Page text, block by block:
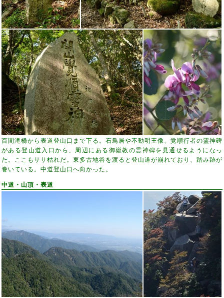
百間滝橋から表道登山口まで下る。石鳥居や不動明王像、覚順行者の霊神碑
がある登山道入口から、周辺にある御嶽教の霊神碑を見通せるようになっ
た。ここもササ枯れだ。東多古地谷を渡ると登山道が崩れており、踏み跡が
巻いている。中道登山口へ向かった。
中道・山頂・表道